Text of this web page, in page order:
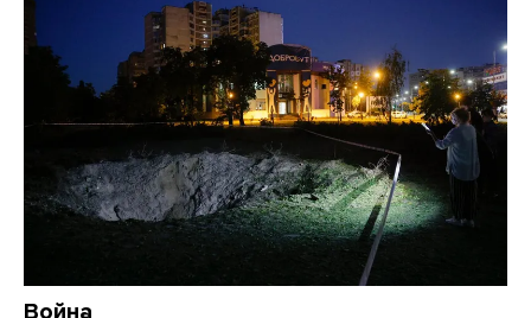
Война